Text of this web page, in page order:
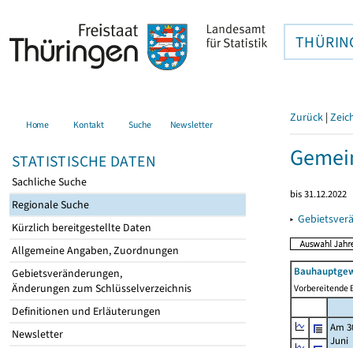
Home Kontakt Suche Newsletter
STATISTISCHE DATEN
Sachliche Suche
Regionale Suche
Kürzlich bereitgestellte Daten
Allgemeine Angaben, Zuordnungen
Gebietsveränderungen,
Änderungen zum Schlüsselverzeichnis
Definitionen und Erläuterungen
Newsletter
Zurück |
bis 31.12.2022
▸
Vorbereitende
Am
Juni